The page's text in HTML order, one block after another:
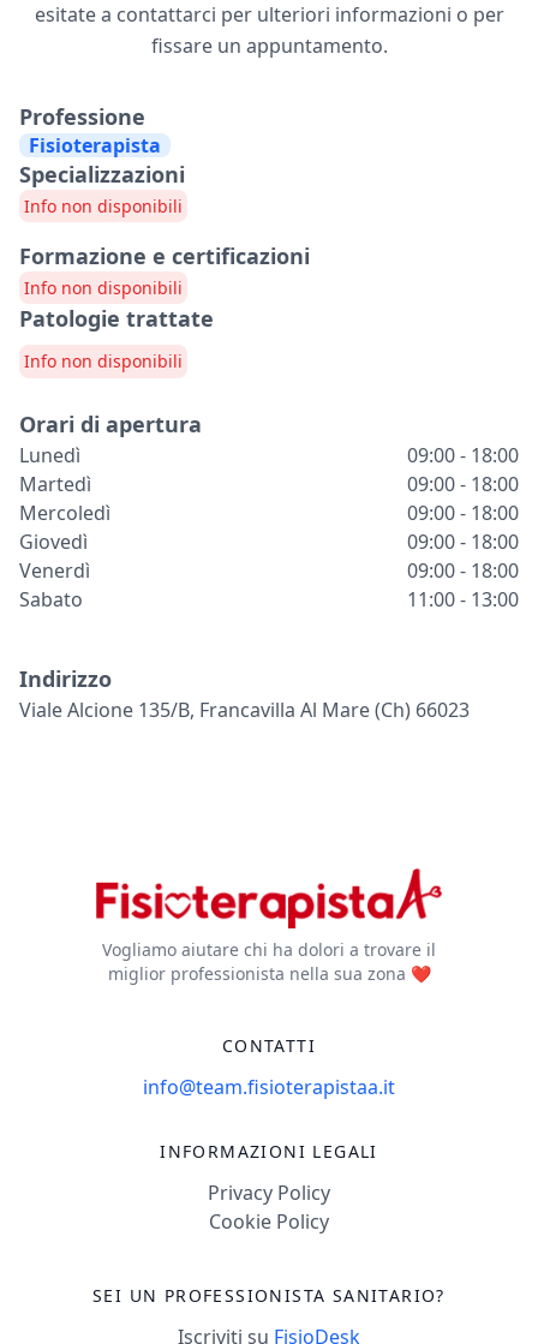
esitate a contattarci per ulteriori informazioni o per
fissare un appuntamento.
Professione
Fisioterapista
Specializzazioni
Info non disponibili
Formazione e certificazioni
Info non disponibili
Patologie trattate
Info non disponibili
Orari di apertura
Lunedì
09:00 - 18:00
Martedì
09:00 - 18:00
Mercoledì
09:00 - 18:00
Giovedì
09:00 - 18:00
Venerdì
09:00 - 18:00
Sabato
11:00 - 13:00
Indirizzo
Viale Alcione 135/b, Francavilla Al Mare (ch) 66023
Vogliamo aiutare chi ha dolori a trovare il
miglior professionista nella sua zona ❤️
CONTATTI
info@team.fisioterapistaa.it
INFORMAZIONI LEGALI
Privacy Policy
Cookie Policy
SEI UN PROFESSIONISTA SANITARIO?
Iscriviti su FisioDesk